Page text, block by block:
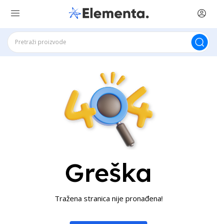
Greška
Tražena stranica nije pronađena!